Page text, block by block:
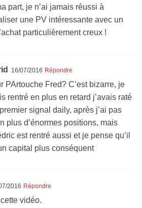
part, je n’ai jamais réussi à
une PV intéressante avec un
particulièrement creux !
16/07/2016 Répondre
PArtouche Fred? C’est bizarre, je
rentré en plus en retard j’avais raté
signal daily, après j’ai pas
plus d’énormes positions, mais
est rentré aussi et je pense qu’il
capital plus conséquent
2016 Répondre
vidéo.